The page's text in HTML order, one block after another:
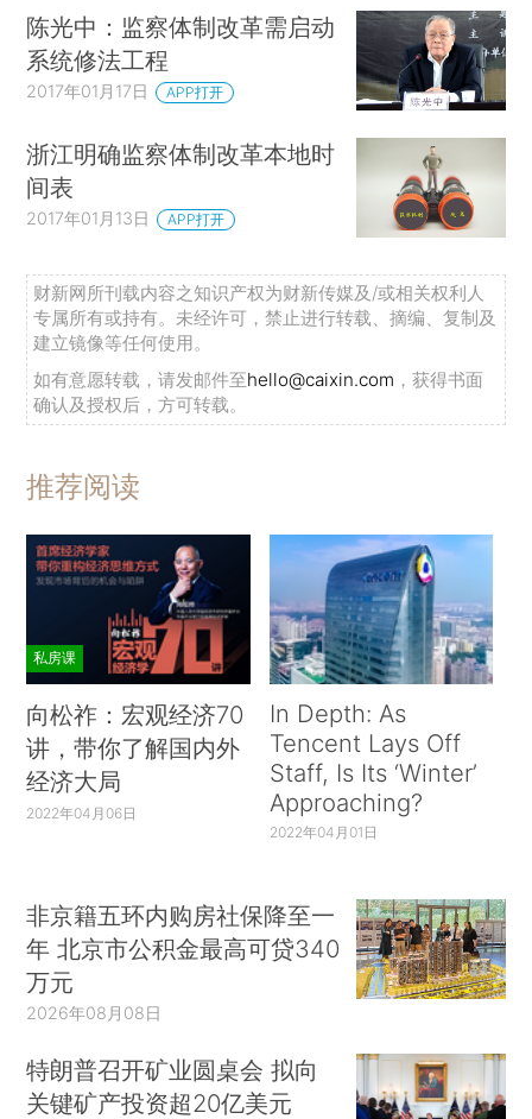
陈光中：监察体制改革需启动
系统修法工程
2017年01月17日 APP打开
浙江明确监察体制改革本地时
间表
2017年01月13日 APP打开
财新网所刊载内容之知识产权为财新传媒及/或相关权利人
专属所有或持有。未经许可，禁止进行转载、摘编、复制及
建立镜像等任何使用。
如有意愿转载，请发邮件至hello@caixin.com ，获得书面
确认及授权后，方可转载。
推荐阅读
私房课
向松祚：宏观经济70
讲，带你了解国内外
经济大局
2022年04月06日
In Depth: As
Tencent Lays Off
Staff, Is Its ‘Winter’
Approaching?
2022年04月01日
非京籍五环内购房社保降至一
年 北京市公积金最高可贷340
万元
2026年08月08日
特朗普召开矿业圆桌会 拟向
关键矿产投资超20亿美元